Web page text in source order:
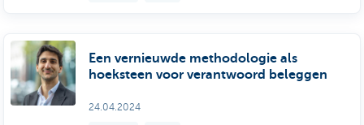
Een vernieuwde methodologie als
hoeksteen voor verantwoord beleggen
24.04.2024